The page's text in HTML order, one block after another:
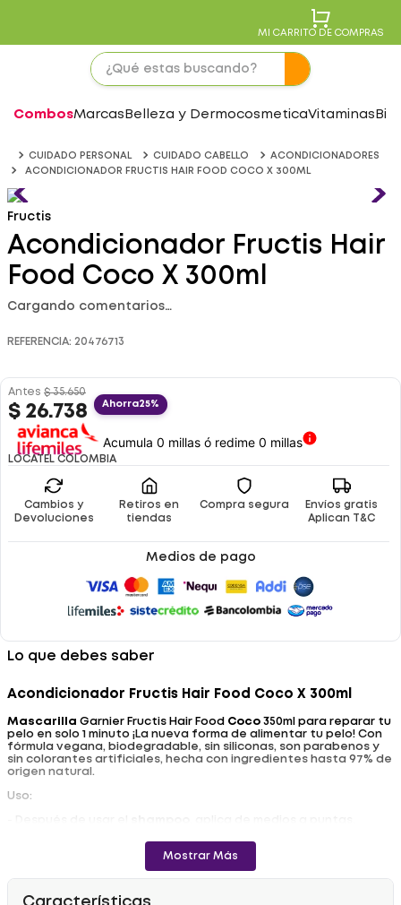
MI CARRITO DE COMPRAS
CombosMarcas Belleza y DermocosmeticaVitaminas
CUIDADO PERSONAL CUIDADO CABELLO
ACONDICIONADORES
ACONDICIONADOR FRUCTIS HAIR FOOD COCO X 300ML
Fructis
Acondicionador Fructis Hair
Food Coco X 300ml
Cargando comentarios…
REFERENCIA: 20476713
Antes $ 35.650
$ 26.738 Ahorra25%
Acumula 0 millas ó redime 0 millas
LOCATEL COLOMBIA
Cambios y
Devoluciones
Retiros en
tiendas
Compra segura
Envíos gratis
Aplican T&C
Medios de pago
Lo que debes saber
Acondicionador Fructis Hair Food Coco X 300ml
Mascarilla Garnier Fructis Hair Food Coco 350ml para reparar tu
pelo en solo 1 minuto ¡La nueva forma de alimentar tu pelo! Con
fórmula vegana, biodegradable, sin siliconas, son parabenos y
sin colorantes artificiales, hecha con ingredientes hasta 97% de
origen natural.
Uso:
- Aplicar una generosa cantidad sobre el cabello húmedo.
- Masajear suavemente.
- Dejar actuar.
Mostrar Más